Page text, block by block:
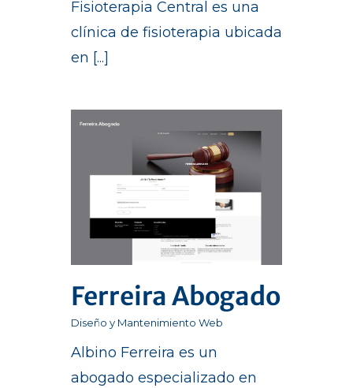
Fisioterapia Central es una
clínica de fisioterapia ubicada
en [...]
Ferreira Abogado
Diseño y Mantenimiento Web
Albino Ferreira es un
abogado especializado en